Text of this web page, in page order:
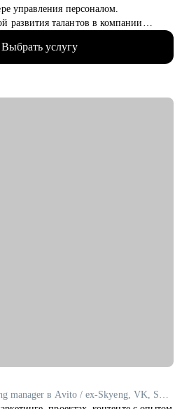
управления персоналом.
развития талантов в компании
Выбрать услугу
Senior product marketing manager в Avito / ex-Skyeng, VK, Skillbox